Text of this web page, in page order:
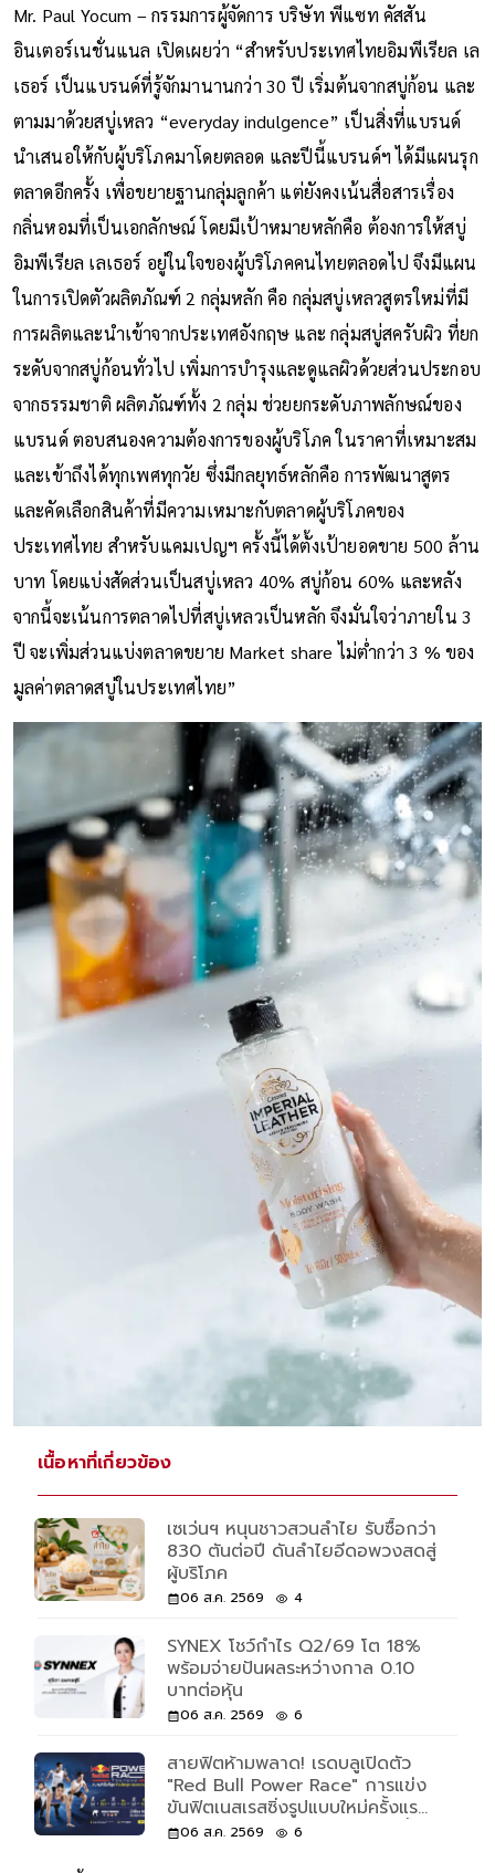
Mr. Paul Yocum – กรรมการผู้จัดการ บริษัท พีแซท คัสสัน
อินเตอร์เนชั่นแนล เปิดเผยว่า “สำหรับประเทศไทยอิมพีเรียล เล
เธอร์ เป็นแบรนด์ที่รู้จักมานานกว่า 30 ปี เริ่มต้นจากสบู่ก้อน และ
ตามมาด้วยสบู่เหลว “everyday indulgence” เป็นสิ่งที่แบรนด์
นำเสนอให้กับผู้บริโภคมาโดยตลอด และปีนี้แบรนด์ฯ ได้มีแผนรุก
ตลาดอีกครั้ง เพื่อขยายฐานกลุ่มลูกค้า แต่ยังคงเน้นสื่อสารเรื่อง
กลิ่นหอมที่เป็นเอกลักษณ์ โดยมีเป้าหมายหลักคือ ต้องการให้สบู่
อิมพีเรียล เลเธอร์ อยู่ในใจของผู้บริโภคคนไทยตลอดไป จึงมีแผน
ในการเปิดตัวผลิตภัณฑ์ 2 กลุ่มหลัก คือ กลุ่มสบู่เหลวสูตรใหม่ที่มี
การผลิตและนำเข้าจากประเทศอังกฤษ และ กลุ่มสบู่สครับผิว ที่ยก
ระดับจากสบู่ก้อนทั่วไป เพิ่มการบำรุงและดูแลผิวด้วยส่วนประกอบ
จากธรรมชาติ ผลิตภัณฑ์ทั้ง 2 กลุ่ม ช่วยยกระดับภาพลักษณ์ของ
แบรนด์ ตอบสนองความต้องการของผู้บริโภค ในราคาที่เหมาะสม
และเข้าถึงได้ทุกเพศทุกวัย ซึ่งมีกลยุทธ์หลักคือ การพัฒนาสูตร
และคัดเลือกสินค้าที่มีความเหมาะกับตลาดผู้บริโภคของ
ประเทศไทย สำหรับแคมเปญฯ ครั้งนี้ได้ตั้งเป้ายอดขาย 500 ล้าน
บาท โดยแบ่งสัดส่วนเป็นสบู่เหลว 40% สบู่ก้อน 60% และหลัง
จากนี้จะเน้นการตลาดไปที่สบู่เหลวเป็นหลัก จึงมั่นใจว่าภายใน 3
ปี จะเพิ่มส่วนแบ่งตลาดขยาย Market share ไม่ต่ำกว่า 3 % ของ
มูลค่าตลาดสบู่ในประเทศไทย”
เนื้อหาที่เกี่ยวข้อง
เซเว่นฯ หนุนชาวสวนลำไย รับซื้อกว่า
830 ตันต่อปี ดันลำไยอีดอพวงสดสู่
ผู้บริโภค
06 ส.ค. 2569 4
SYNEX โชว์กำไร Q2/69 โต 18%
พร้อมจ่ายปันผลระหว่างกาล 0.10
บาทต่อหุ้น
06 ส.ค. 2569 6
สายฟิตห้ามพลาด! เรดบลูเปิดตัว
"Red Bull Power Race" การแข่ง
ขันฟิตเนสเรสซิ่งรูปแบบใหม่ครั้งแรก
ของโลก เปิดรับแค่ 500 คนเท่านั้น
06 ส.ค. 2569 6